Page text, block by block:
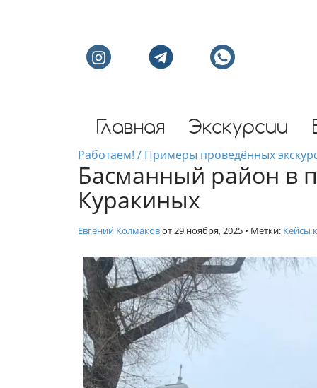
Главная Экскурсии
Индивидуальные
Работаем! / Примеры проведённых
Басманный район в
Куракиных
Евгений Колмаковот29 ноября, 2025• Метки: Кейсы